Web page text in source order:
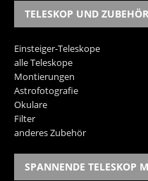
TELESKOP UND
Einsteiger-Teleskope
alle Teleskope
Montierungen
Astrofotografie
Okulare
Filter
anderes Zubehör
SPANNENDE TELESKOP